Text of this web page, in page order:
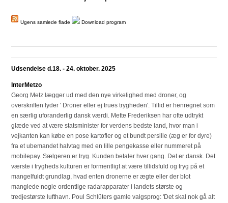
Ugens samlede flade Download program
Udsendelse d.18. - 24. oktober. 2025
InterMetzo
Georg Metz lægger ud med den nye virkelighed med droner, og
overskriften lyder ' Droner eller ej trues trygheden'. Tillid er henregnet som
en særlig uforanderlig dansk værdi. Mette Frederiksen har ofte udtrykt
glæde ved at være statsminister for verdens bedste land, hvor man i
vejkanten kan købe en pose kartofler og et bundt persille (æg er for dyre)
fra et ubemandet halvtag med en lille pengekasse eller nummeret på
mobilepay. Sælgeren er tryg. Kunden betaler hver gang. Det er dansk. Det
værste i trygheds kulturen er formentligt at være tillidsfuld og tryg på et
mangelfuldt grundlag, hvad enten dronerne er ægte eller der blot
manglede nogle ordentlige radarapparater i landets største og
tredjestørste lufthavn. Poul Schlüters gamle valgsprog: 'Det skal nok gå alt